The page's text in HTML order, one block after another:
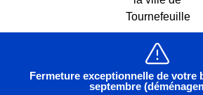
Fermeture exceptionnelle de votre
septembre